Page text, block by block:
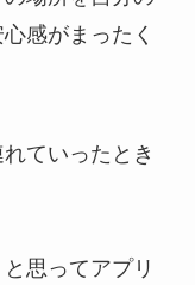
感がまったく
ていったとき
思ってアプリ